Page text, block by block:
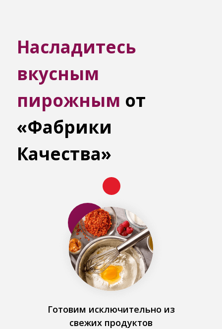
Насладитесь
вкусным
пирожным от
«Фабрики
Качества»
Готовим исключительно из
свежих продуктов